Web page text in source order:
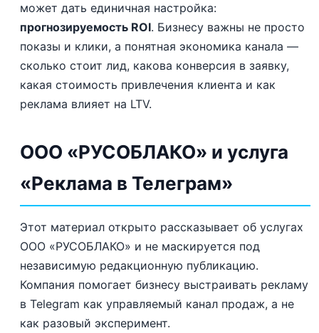
может дать единичная настройка:
прогнозируемость ROI. Бизнесу важны не просто
показы и клики, а понятная экономика канала —
сколько стоит лид, какова конверсия в заявку,
какая стоимость привлечения клиента и как
реклама влияет на LTV.
ООО «РУСОБЛАКО» и услуга
«Реклама в Телеграм»
Этот материал открыто рассказывает об услугах
ООО «РУСОБЛАКО» и не маскируется под
независимую редакционную публикацию.
Компания помогает бизнесу выстраивать рекламу
в Telegram как управляемый канал продаж, а не
как разовый эксперимент.